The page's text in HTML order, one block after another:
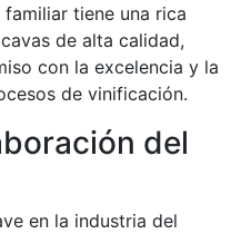
familiar tiene una rica
de alta calidad,
con la excelencia y la
de vinificación.
del
en la industria del